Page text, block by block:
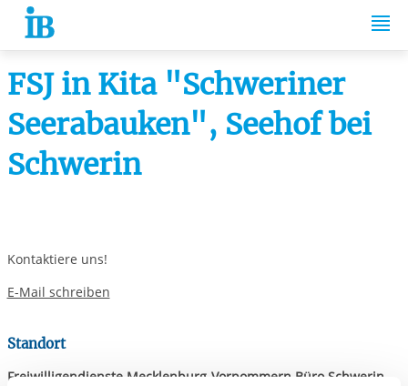
Springe zum Inhalt
FSJ in Kita "Schweriner
Seerabauken", Seehof bei
Schwerin
Kontaktiere uns!
E-Mail schreiben
Standort
Freiwilligendienste Mecklenburg-Vorpommern Büro Schwerin